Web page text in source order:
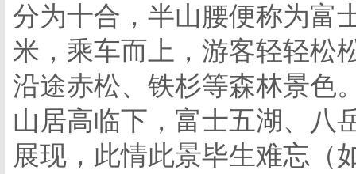
分为十合，半山腰便称为富
米，乘车而上，游客轻轻松
沿途赤松、铁杉等森林景色
山居高临下，富士五湖、八
展现，此情此景毕生难忘（